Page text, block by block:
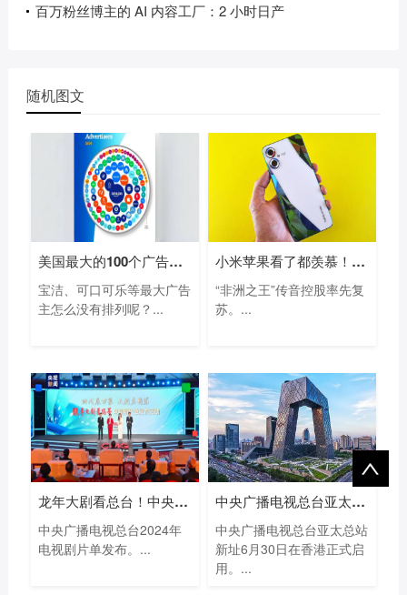
百万粉丝博主的 AI 内容工厂：2 小时日产
随机图文
美国最大的100个广告主名单：亚马逊等电
宝洁、可口可乐等最大广告
主怎么没有排列呢？...
小米苹果看了都羡慕！“非洲手机之王”
“非洲之王”传音控股率先复
苏。...
龙年大剧看总台！中央广播电视总台202
中央广播电视总台2024年
电视剧片单发布。...
中央广播电视总台亚太总站新址启用
中央广播电视总台亚太总站
新址6月30日在香港正式启
用。...